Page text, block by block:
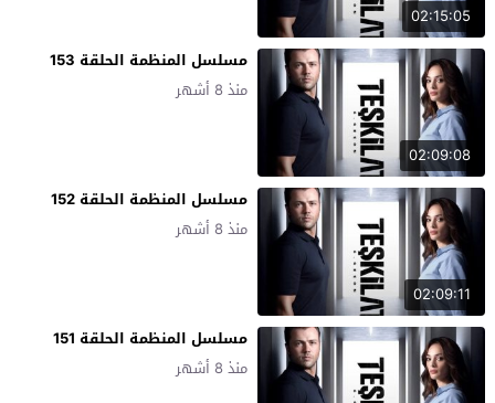
02:15:05
02:09:08
مسلسل المنظمة الحلقة 153
منذ 8 أشهر
02:09:11
مسلسل المنظمة الحلقة 152
منذ 8 أشهر
مسلسل المنظمة الحلقة 151
منذ 8 أشهر